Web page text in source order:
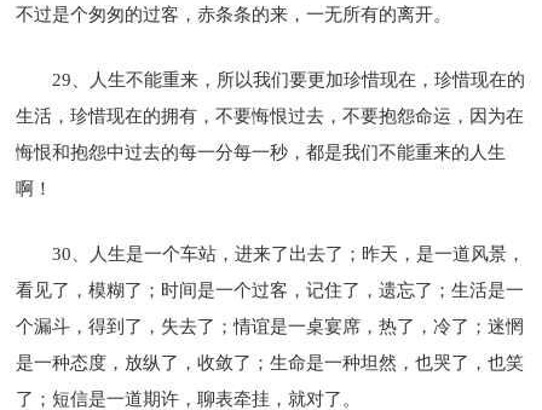
不过是个匆匆的过客，赤条条的来，一无所有的离开。
29、人生不能重来，所以我们要更加珍惜现在，珍惜现在的
生活，珍惜现在的拥有，不要悔恨过去，不要抱怨命运，因为在
悔恨和抱怨中过去的每一分每一秒，都是我们不能重来的人生
啊！
30、人生是一个车站，进来了出去了；昨天，是一道风景，
看见了，模糊了；时间是一个过客，记住了，遗忘了；生活是一
个漏斗，得到了，失去了；情谊是一桌宴席，热了，冷了；迷惘
是一种态度，放纵了，收敛了；生命是一种坦然，也哭了，也笑
了；短信是一道期许，聊表牵挂，就对了。